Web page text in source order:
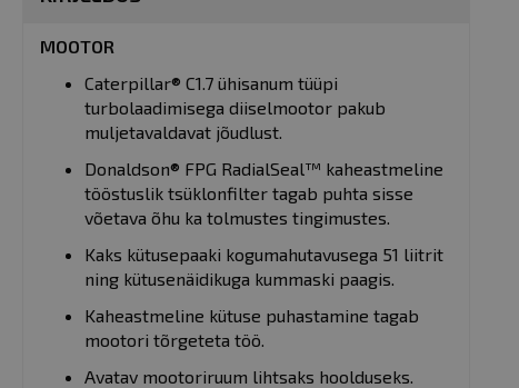
MOOTOR
Caterpillar® C1.7 ühisanum tüüpi
turbolaadimisega diiselmootor pakub
muljetavaldavat jõudlust.
Donaldson® FPG RadialSeal™ kaheastmeline
tööstuslik tsüklonfilter tagab puhta sisse
võetava õhu ka tolmustes tingimustes.
Kaks kütusepaaki kogumahutavusega 51 liitrit
ning kütusenäidikuga kummaski paagis.
Kaheastmeline kütuse puhastamine tagab
mootori tõrgeteta töö.
Avatav mootoriruum lihtsaks hoolduseks.